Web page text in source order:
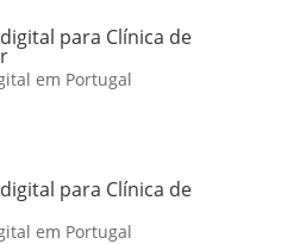
para Clínica de
em Portugal
para Clínica de
em Portugal